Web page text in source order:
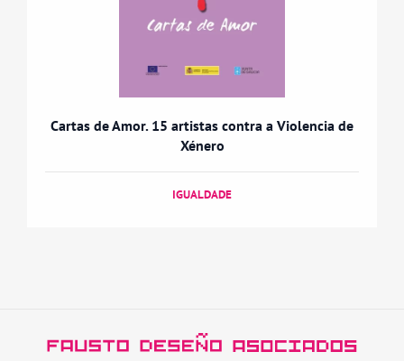
Cartas de Amor. 15 artistas contra a Violencia de
Xénero
IGUALDADE